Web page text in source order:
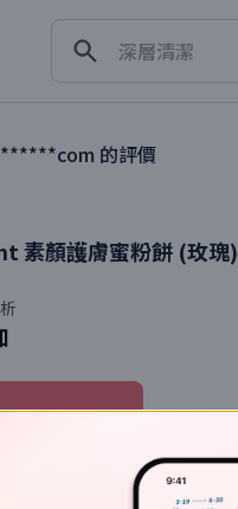
深層清潔
的評價
素顏護膚蜜粉餅 (玫瑰)